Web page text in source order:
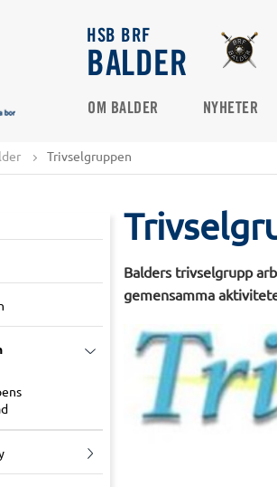
HSB BRF
BALDER
OM BALDER NYHETER
Trivselgruppen
Balders trivselgrupp
gemensamma